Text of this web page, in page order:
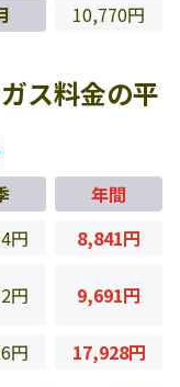
10,770円
ス料金の平
年間
円
8,841円
円 9,691円
円 17,928円